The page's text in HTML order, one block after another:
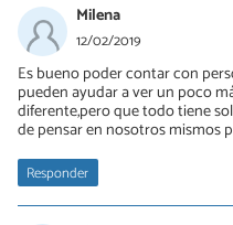
Creo que su saludo va
que hubo entre uds. y no
finalmente habla bien de él
recuerda con cariño.
comparta tus dias...y
corazon para ti, para
Milena
12/02/2019
Es bueno poder contar con
pueden ayudar a ver un poco
diferente,pero que todo tiene
de pensar en nosotros mismos
Responder